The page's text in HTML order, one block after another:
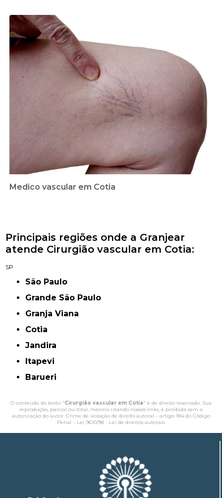
Medico vascular em Cotia
Principais regiões onde a Granjear
atende Cirurgião vascular em Cotia:
SP
São Paulo
Grande São Paulo
Granja Viana
Cotia
Jandira
Itapevi
Barueri
O conteúdo do texto "Cirurgião vascular em Cotia" é de direito reservado. Sua
reprodução, parcial ou total, mesmo citando nossos links, é proibida sem a
autorização do autor. Crime de violação de direito autoral – artigo 184 do Código
Penal – Lei 9610/98 - Lei de direitos autorais.